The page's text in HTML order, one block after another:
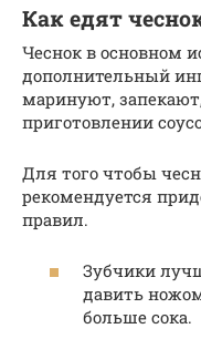
Как едят
Чеснок в основном
дополнительный
маринуют,
приготовлении
Для того чтобы
рекомендуется
правил.
Зубчики
давить
больше сока.